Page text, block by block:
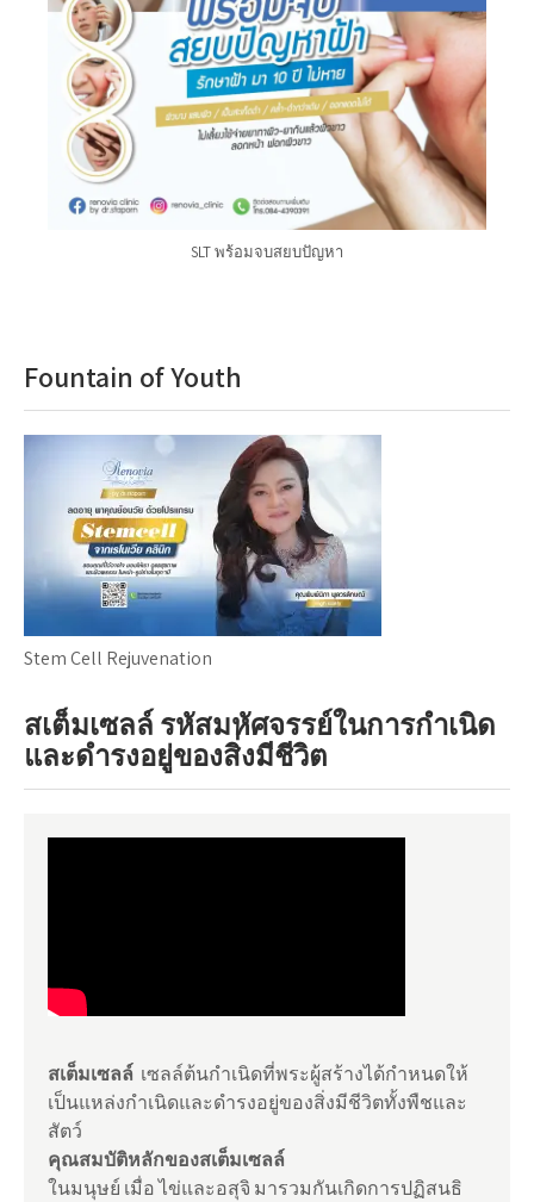
SLT พร้อมจบสยบปัญหา
Fountain of Youth
Stem Cell Rejuvenation
สเต็มเซลล์ รหัสมหัศจรรย์ในการกำเนิด
และดำรงอยู่ของสิ่งมีชีวิต
สเต็มเซลล์ เซลล์ต้นกำเนิดที่พระผู้สร้างได้กำหนดให้
เป็นแหล่งกำเนิดและดำรงอยู่ของสิ่งมีชีวิตทั้งพืชและ
สัตว์
คุณสมบัติหลักของสเต็มเซลล์
ในมนุษย์ เมื่อ ไข่และอสุจิ มารวมกันเกิดการปฏิสนธิ